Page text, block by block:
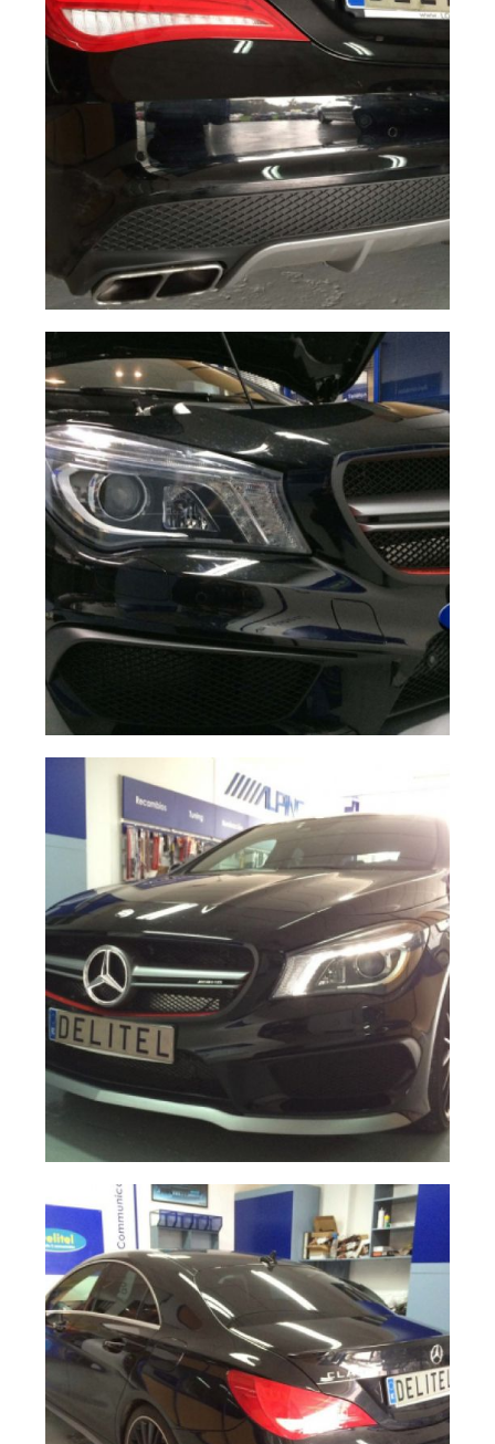
defensas.
¿Sensores
originales?, no,
instalados en
Delitel.
Ampliar
Trabajo
profesional,
Acabado
perfecto.
Estrella mercedes
con iluminación
led, instalación
profesional.
Ampliar